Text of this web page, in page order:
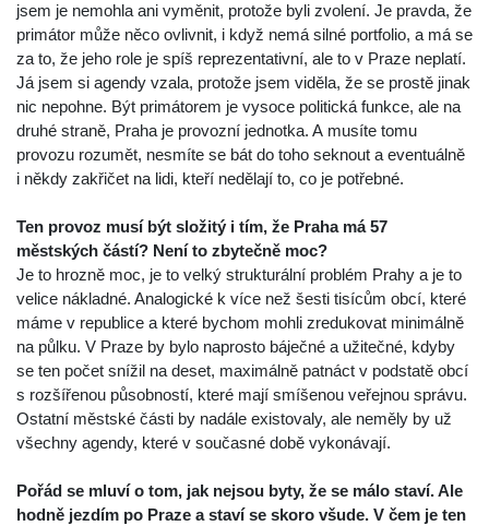
jsem je nemohla ani vyměnit, protože byli zvolení. Je pravda, že
primátor může něco ovlivnit, i když nemá silné portfolio, a má se
za to, že jeho role je spíš reprezentativní, ale to v Praze neplatí.
Já jsem si agendy vzala, protože jsem viděla, že se prostě jinak
nic nepohne. Být primátorem je vysoce politická funkce, ale na
druhé straně, Praha je provozní jednotka. A musíte tomu
provozu rozumět, nesmíte se bát do toho seknout a eventuálně
i někdy zakřičet na lidi, kteří nedělají to, co je potřebné.
Ten provoz musí být složitý i tím, že Praha má 57
městských částí? Není to zbytečně moc?
Je to hrozně moc, je to velký strukturální problém Prahy a je to
velice nákladné. Analogické k více než šesti tisícům obcí, které
máme v republice a které bychom mohli zredukovat minimálně
na půlku. V Praze by bylo naprosto báječné a užitečné, kdyby
se ten počet snížil na deset, maximálně patnáct v podstatě obcí
s rozšířenou působností, které mají smíšenou veřejnou správu.
Ostatní městské části by nadále existovaly, ale neměly by už
všechny agendy, které v současné době vykonávají.
Pořád se mluví o tom, jak nejsou byty, že se málo staví. Ale
hodně jezdím po Praze a staví se skoro všude. V čem je ten